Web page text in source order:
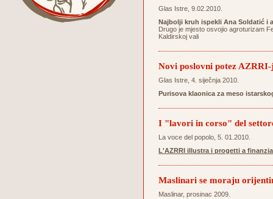
Glas Istre, 9.02.2010.
Najbolji kruh ispekli Ana Soldatić i
Drugo je mjesto osvojio agroturizam
Kaldirskoj vali
Novi poslovni potez
Glas Istre, 4. siječnja 2010.
Purisova klaonica za meso
I "lavori in corso" del
La voce del popolo, 5. 01.2010.
L'AZRRI illustra i progetti a
Maslinari se moraju
Maslinar, prosinac 2009.